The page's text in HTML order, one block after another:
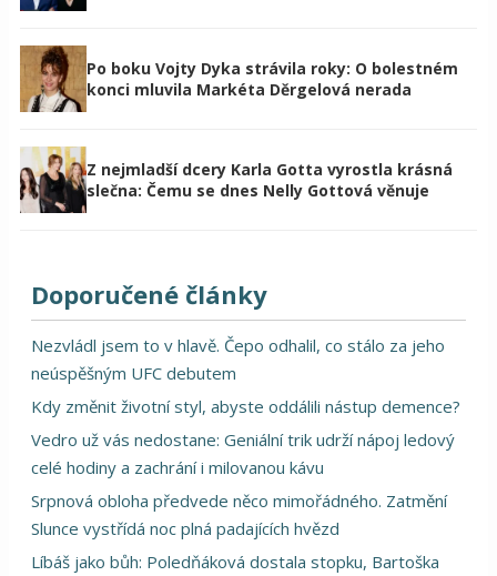
Po boku Vojty Dyka strávila roky: O bolestném
konci mluvila Markéta Děrgelová nerada
Z nejmladší dcery Karla Gotta vyrostla krásná
slečna: Čemu se dnes Nelly Gottová věnuje
Doporučené články
Nezvládl jsem to v hlavě. Čepo odhalil, co stálo za jeho
neúspěšným UFC debutem
Kdy změnit životní styl, abyste oddálili nástup demence?
Vedro už vás nedostane: Geniální trik udrží nápoj ledový
celé hodiny a zachrání i milovanou kávu
Srpnová obloha předvede něco mimořádného. Zatmění
Slunce vystřídá noc plná padajících hvězd
Líbáš jako bůh: Poledňáková dostala stopku, Bartoška